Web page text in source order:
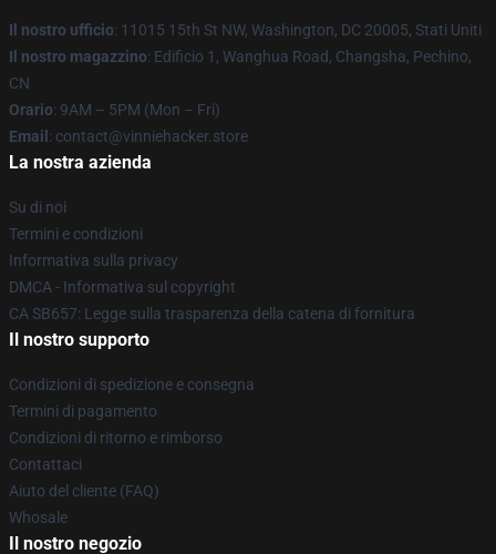
Il nostro ufficio: 11015 15th St NW, Washington, DC 20005, Stati Uniti
Il nostro magazzino: Edificio 1, Wanghua Road, Changsha, Pechino,
CN
Orario: 9AM – 5PM (Mon – Fri)
Email : contact@vinniehacker.store
La nostra azienda
Su di noi
Termini e condizioni
Informativa sulla privacy
DMCA - Informativa sul copyright
CA SB657: Legge sulla trasparenza della catena di fornitura
Il nostro supporto
Condizioni di spedizione e consegna
Termini di pagamento
Condizioni di ritorno e rimborso
Contattaci
Aiuto del cliente (FAQ)
Whosale
Il nostro negozio